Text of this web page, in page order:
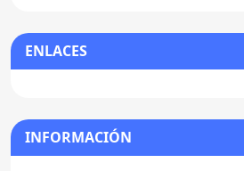
ENLACES
INFORMACIÓN